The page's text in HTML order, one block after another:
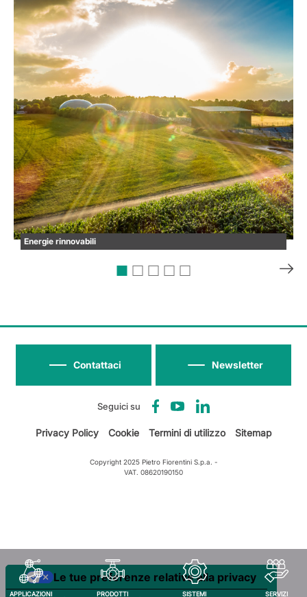
APPLICAZIONI PRODOTTI SISTEMI SERVIZI
Energie rinnovabili
Seguici su
Newsletter
Contattaci
Privacy Policy Cookie Termini di utilizzo Sitemap
Copyright 2025 Pietro Fiorentini S.p.a. -
VAT. 08620190150
Le tue preferenze relative alla privacy